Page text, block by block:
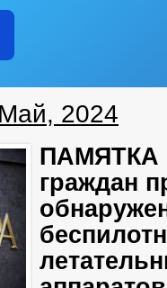
2024
ПАМЯТКА
граждан